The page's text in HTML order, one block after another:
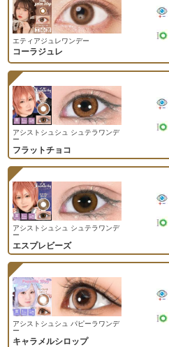
エティアジュレワンデー
コーラジュレ
アシストシュシュ シュテラワンデ
ー
フラットチョコ
アシストシュシュ シュテラワンデ
ー
エスプレビーズ
アシストシュシュ パピーラワンデ
ー
キャラメルシロップ